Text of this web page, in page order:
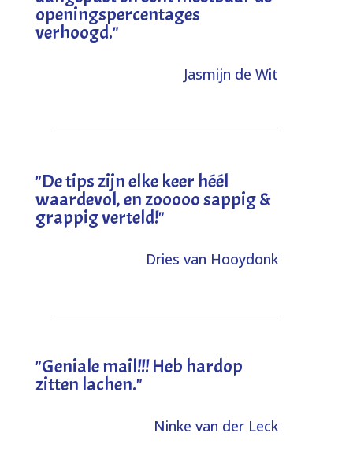
openingspercentages
verhoogd."
Jasmijn de Wit
"De tips zijn elke keer héél
waardevol, en zooooo sappig &
grappig verteld!"
Dries van Hooydonk
"Geniale mail!!! Heb hardop
zitten lachen."
Ninke van der Leck